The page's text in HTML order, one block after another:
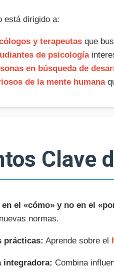
está dirigido a:
y terapeutas que
de psicología
en búsqueda de
de la mente humana
Clave
el «cómo» y no en el
normas.
prácticas: Aprende sobre el
integradora: Combina